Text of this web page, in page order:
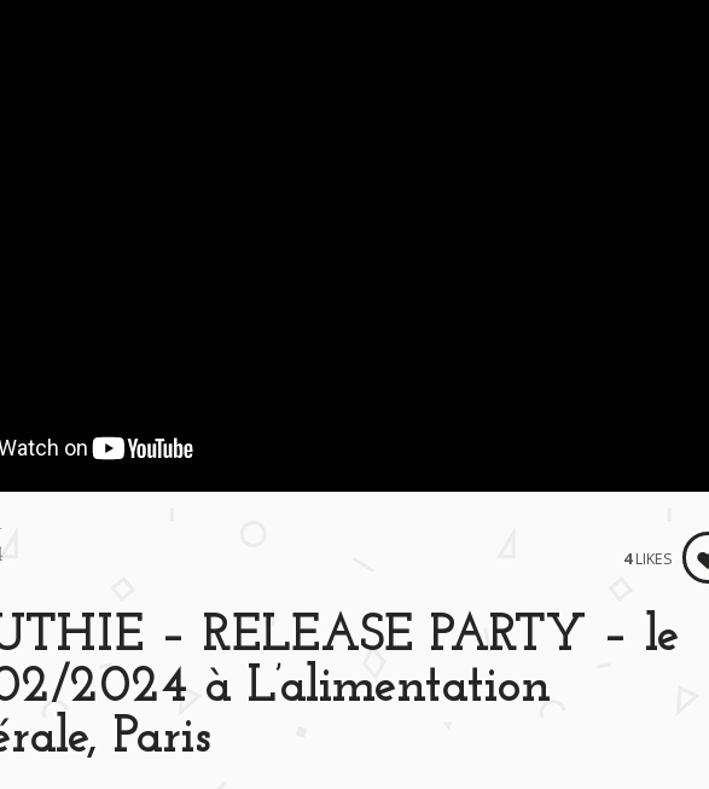
– RELEASE PARTY – le
2024 à L’alimentation
Paris
4LIKES